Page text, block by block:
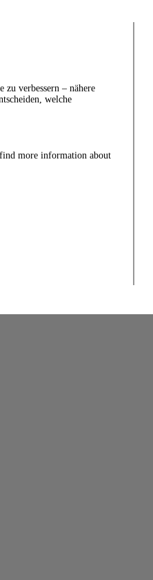
zu verbessern – nähere
welche
more information about